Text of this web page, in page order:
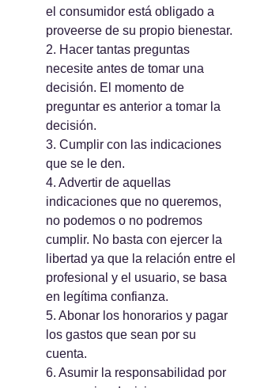
el consumidor está obligado a
proveerse de su propio bienestar.
2. Hacer tantas preguntas
necesite antes de tomar una
decisión. El momento de
preguntar es anterior a tomar la
decisión.
3. Cumplir con las indicaciones
que se le den.
4. Advertir de aquellas
indicaciones que no queremos,
no podemos o no podremos
cumplir. No basta con ejercer la
libertad ya que la relación entre el
profesional y el usuario, se basa
en legítima confianza.
5. Abonar los honorarios y pagar
los gastos que sean por su
cuenta.
6. Asumir la responsabilidad por